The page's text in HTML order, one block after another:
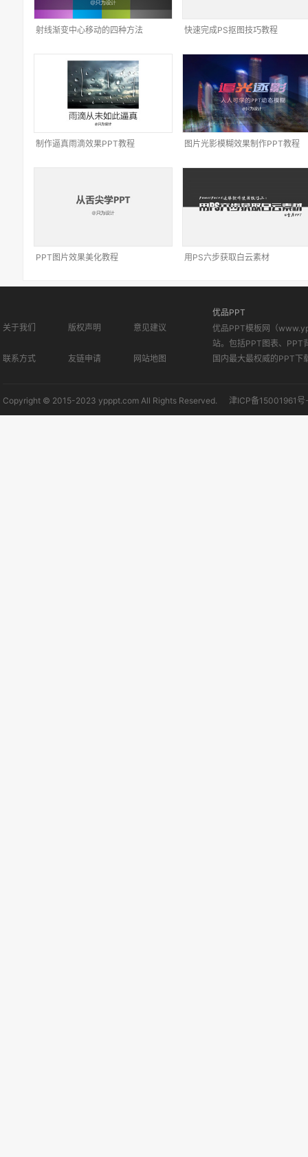
射线渐变中心移动的四种方法 快速完成PS抠图技巧教程
制作逼真雨滴效果PPT教程 图片光影模糊效果制作PPT教程
PPT图片效果美化教程 用PS六步获取白云素材
关于我们 版权声明 意见建议
联系方式 友链申请 网站地图
优品PPT
优品PPT模板网（
站。包括PPT图表、PPT
国内最大最权威的PPT下
Copyright © 2015-2023 ypppt.com All Rights Reserved. 津ICP备15001961号